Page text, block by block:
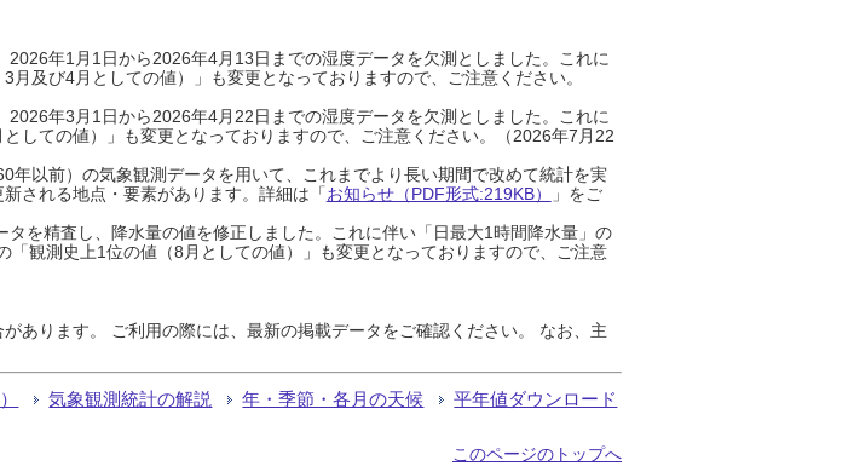
年1月1日から2026年4月13日までの湿度データを欠測としました。これに
及び4月としての値）」も変更となっておりますので、ご注意ください。
年3月1日から2026年4月22日までの湿度データを欠測としました。これに
しての値）」も変更となっておりますので、ご注意ください。（2026年7月22
以前）の気象観測データを用いて、これまでより長い期間で改めて統計を実
される地点・要素があります。詳細は「お知らせ（PDF形式:219KB）
」をご
を精査し、降水量の値を修正しました。これに伴い「日最大1時間降水量」の
「観測史上1位の値（8月としての値）」も変更となっておりますので、ご注意
あります。 ご利用の際には、最新の掲載データをご確認ください。 なお、主
気象観測統計の解説 年・季節・各月の天候 平年値ダウンロード
このページのトップへ